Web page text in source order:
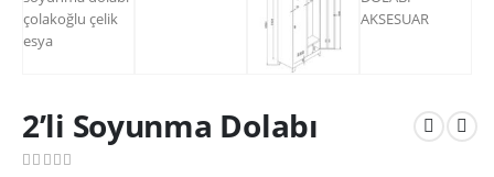
2’li Soyunma Dolabı